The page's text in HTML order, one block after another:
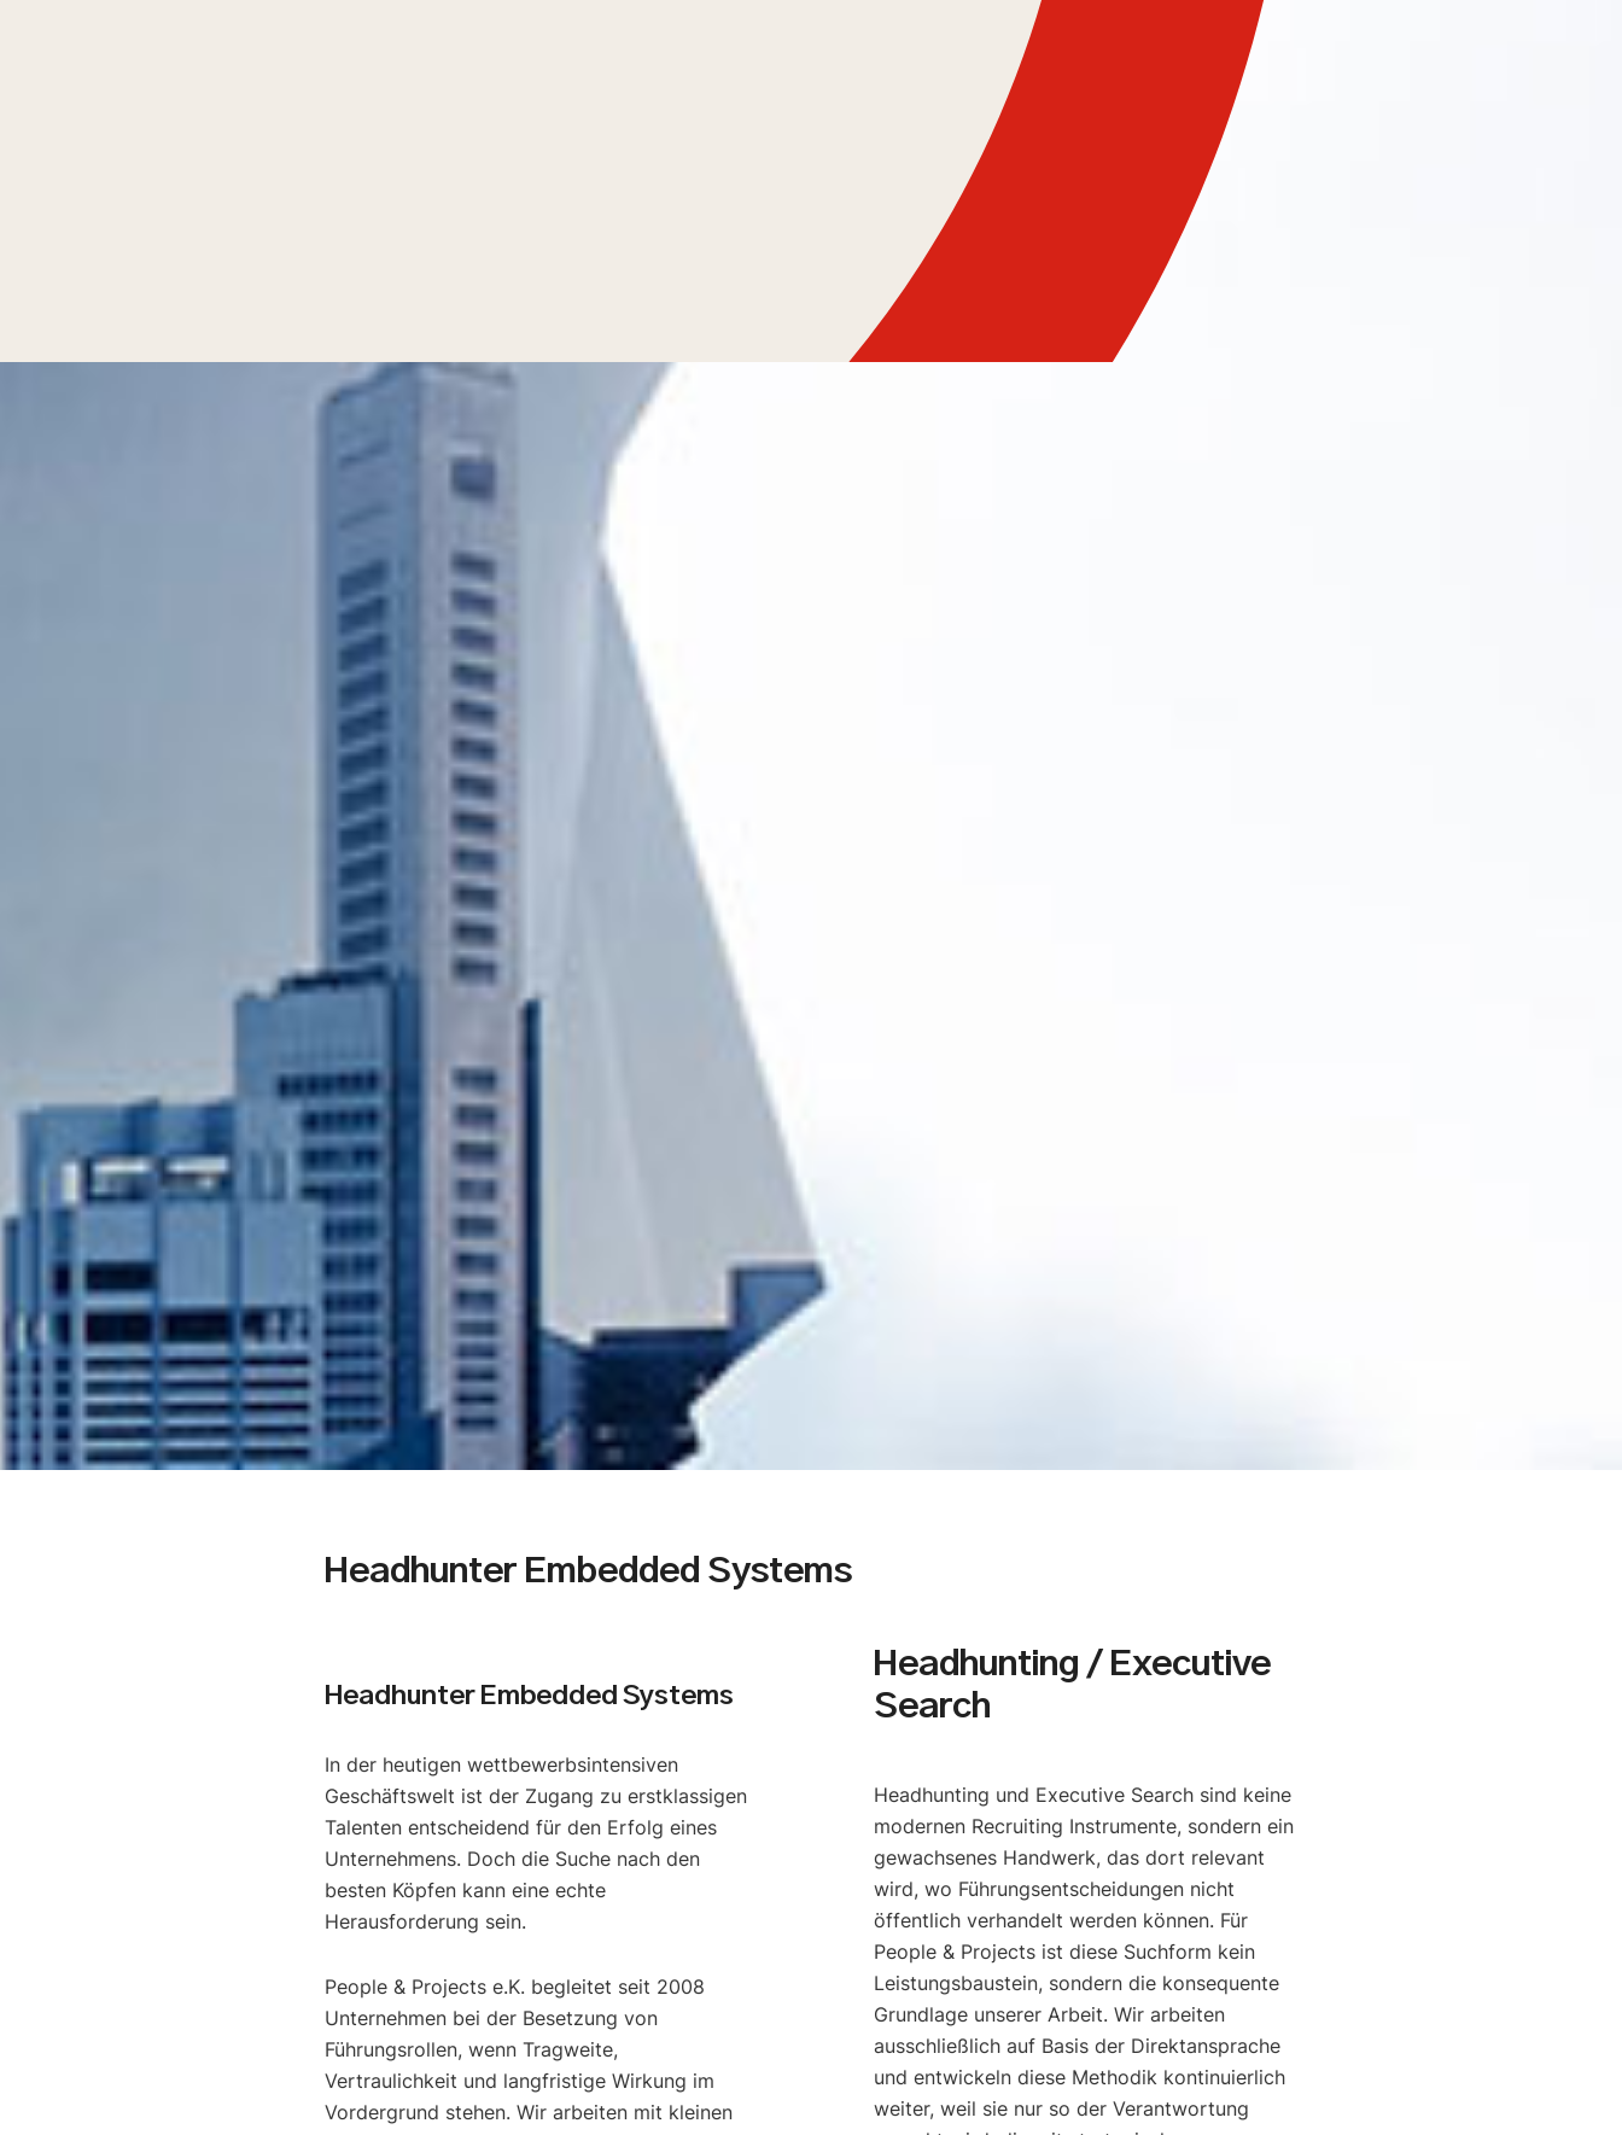
Headhunter Embedded Systems
Headhunter Embedded Systems
In der heutigen wettbewerbsintensiven
Geschäftswelt ist der Zugang zu erstklassigen
Talenten entscheidend für den Erfolg eines
Unternehmens. Doch die Suche nach den
besten Köpfen kann eine echte
Herausforderung sein.
People & Projects e.K. begleitet seit 2008
Unternehmen bei der Besetzung von
Führungsrollen, wenn Tragweite,
Vertraulichkeit und langfristige Wirkung im
Vordergrund stehen. Wir arbeiten mit kleinen
Headhunting / Executive
Search
Headhunting und Executive Search sind keine
modernen Recruiting Instrumente, sondern ein
gewachsenes Handwerk, das dort relevant
wird, wo Führungsentscheidungen nicht
öffentlich verhandelt werden können. Für
People & Projects ist diese Suchform kein
Leistungsbaustein, sondern die konsequente
Grundlage unserer Arbeit. Wir arbeiten
ausschließlich auf Basis der Direktansprache
und entwickeln diese Methodik kontinuierlich
weiter, weil sie nur so der Verantwortung